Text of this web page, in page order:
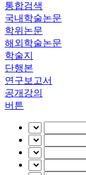
통합검색
국내학술논문
학위논문
해외학술논문
학술지
단행본
연구보고서
공개강의
버튼